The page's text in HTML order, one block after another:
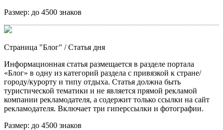
Размер: до 4500 знаков
Страница "Блог" / Статья дня
Информационная статья размещается в разделе портала
«Блог» в одну из категорий раздела с привязкой к стране/
городу/курорту и типу отдыха. Статья должна быть
туристической тематики и не является прямой рекламой
компании рекламодателя, а содержит только ссылки на сайт
рекламодателя. Включает три гиперссылки и фотографии.
Размер: до 4500 знаков